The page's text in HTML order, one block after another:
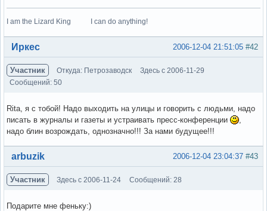
I am the Lizard King I can do anything!
Вне форума #42
2006-12-04 21:51:05
Иркес
Участник Откуда: Петрозаводск
Здесь с 2006-11-29
Сообщений: 50
Rita, я с тобой! Надо выходить на улицы и говорить с людьми, надо
писать в журналы и газеты и устраивать пресс-конференции
надо блин возрождать, однозначно!!! За нами будущее!!!
Вне форума #43
2006-12-04 23:04:37
arbuzik
Участник Здесь с 2006-11-24 Сообщений: 28
Подарите мне феньку:)